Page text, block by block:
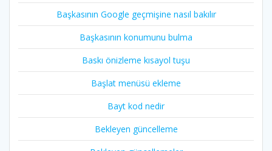
Başkasının Google geçmişine nasıl bakılır
Başkasının konumunu bulma
Baskı önizleme kısayol tuşu
Başlat menüsü ekleme
Bayt kod nedir
Bekleyen güncelleme